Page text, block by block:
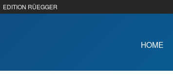
EDITION RÜEGGER
HOME